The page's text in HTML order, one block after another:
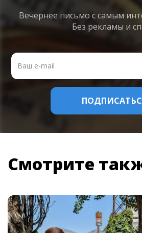
Вечернее письмо с самым
Без рекламы и
Смотрите